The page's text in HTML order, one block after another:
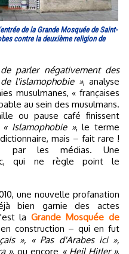
de la Grande Mosquée de Saint-
contre la deuxième religion de
parler négativement des
l'islamophobie », analyse
musulmanes, « françaises
au sein des musulmans.
ou pause café finissent
« Islamophobie », le terme
mais – fait rare !
par les médias. Une
qui ne règle point le
bien garnie des actes
laGrande Mosquée de
construction – qui en fut
», « Pas d'Arabes ici »,
», ou encore « Heil Hitler »,